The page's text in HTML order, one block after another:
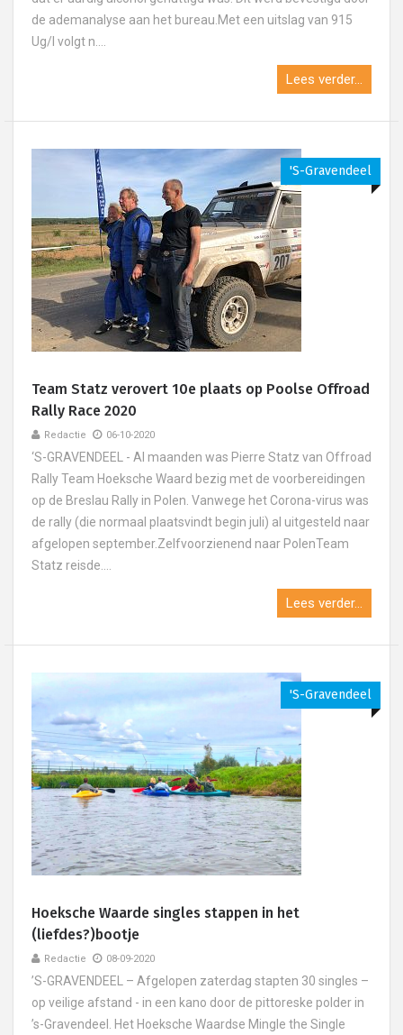
de ademanalyse aan het bureau.Met een uitslag van 915
Ug/l volgt n....
Lees verder...
's-Gravendeel
Team Statz verovert 10e plaats op Poolse Offroad
Rally Race 2020
Redactie 06-10-2020
‘S-GRAVENDEEL - Al maanden was Pierre Statz van Offroad
Rally Team Hoeksche Waard bezig met de voorbereidingen
op de Breslau Rally in Polen. Vanwege het Corona-virus was
de rally (die normaal plaatsvindt begin juli) al uitgesteld naar
afgelopen september.Zelfvoorzienend naar PolenTeam
Statz reisde....
Lees verder...
's-Gravendeel
Hoeksche Waarde singles stappen in het
(liefdes?)bootje
Redactie 08-09-2020
’S-GRAVENDEEL – Afgelopen zaterdag stapten 30 singles –
op veilige afstand - in een kano door de pittoreske polder in
’s-Gravendeel. Het Hoeksche Waardse Mingle the Single